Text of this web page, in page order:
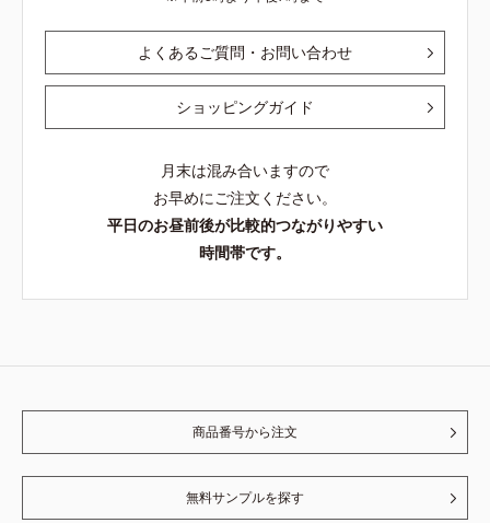
よくあるご質問・お問い合わせ
ショッピングガイド
月末は混み合いますので
お早めにご注文ください。
平日のお昼前後が比較的つながりやすい
時間帯です。
商品番号から注文
無料サンプルを探す